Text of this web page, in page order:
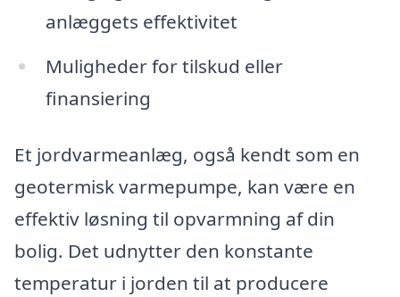
anlæggets effektivitet
Muligheder for tilskud eller
finansiering
Et jordvarmeanlæg, også kendt som en
geotermisk varmepumpe, kan være en
effektiv løsning til opvarmning af din
bolig. Det udnytter den konstante
temperatur i jorden til at producere